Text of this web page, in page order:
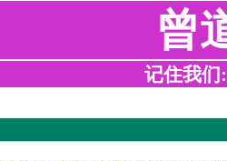
曾
记住我们